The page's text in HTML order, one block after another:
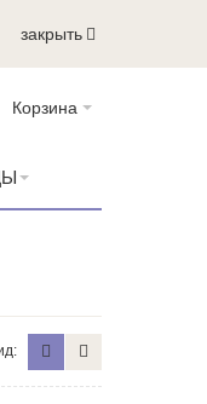
закрыть
Корзина